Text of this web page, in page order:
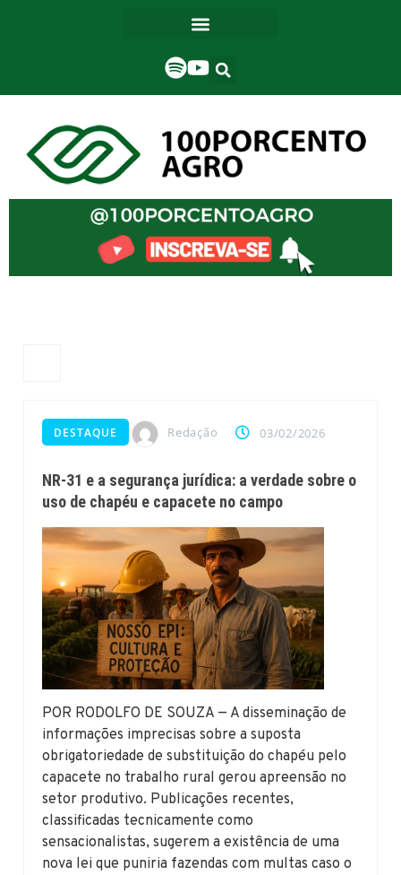
DESTAQUE Redação 03/02/2026
NR-31 e a segurança jurídica: a verdade sobre o
uso de chapéu e capacete no campo
POR RODOLFO DE SOUZA — A disseminação de
informações imprecisas sobre a suposta
obrigatoriedade de substituição do chapéu pelo
capacete no trabalho rural gerou apreensão no
setor produtivo. Publicações recentes,
classificadas tecnicamente como
sensacionalistas, sugerem a existência de uma
nova lei que puniria fazendas com multas caso o